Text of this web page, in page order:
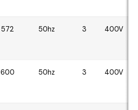
572 50hz 3 400V
600 50hz 3 400V